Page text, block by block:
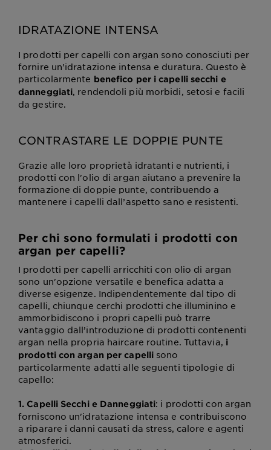
IDRATAZIONE INTENSA
I prodotti per capelli con argan sono conosciuti per
fornire un'idratazione intensa e duratura. Questo è
particolarmente benefico per i capelli secchi e
danneggiati, rendendoli più morbidi, setosi e facili
da gestire.
CONTRASTARE LE DOPPIE PUNTE
Grazie alle loro proprietà idratanti e nutrienti, i
prodotti con l'olio di argan aiutano a prevenire la
formazione di doppie punte, contribuendo a
mantenere i capelli dall’aspetto sano e resistenti.
Per chi sono formulati i prodotti con
argan per capelli?
I prodotti per capelli arricchiti con olio di argan
sono un'opzione versatile e benefica adatta a
diverse esigenze. Indipendentemente dal tipo di
capelli, chiunque cerchi prodotti che illuminino e
ammorbidiscono i propri capelli può trarre
vantaggio dall’introduzione di prodotti contenenti
argan nella propria haircare routine. Tuttavia, i
prodotti con argan per capelli sono
particolarmente adatti alle seguenti tipologie di
capello:
1. Capelli Secchi e Danneggiati: i prodotti con argan
forniscono un'idratazione intensa e contribuiscono
a riparare i danni causati da stress, calore e agenti
atmosferici.